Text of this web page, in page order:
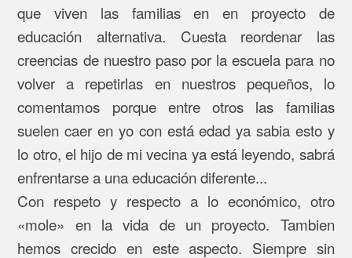
que viven las familias en en proyecto de
educación alternativa. Cuesta reordenar las
creencias de nuestro paso por la escuela para no
volver a repetirlas en nuestros pequeños, lo
comentamos porque entre otros las familias
suelen caer en yo con está edad ya sabia esto y
lo otro, el hijo de mi vecina ya está leyendo, sabrá
enfrentarse a una educación diferente...
Con respeto y respecto a lo económico, otro
«mole» en la vida de un proyecto. Tambien
hemos crecido en este aspecto. Siempre sin